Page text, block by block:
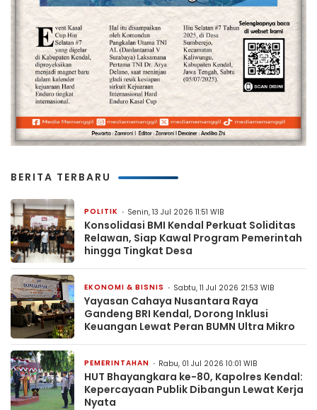
BERITA TERBARU
POLITIK Senin, 13 Jul 2026 11:51 WIB
Konsolidasi BMI Kendal Perkuat Soliditas
Relawan, Siap Kawal Program Pemerintah
hingga Tingkat Desa
EKONOMI & BISNIS Sabtu, 11 Jul 2026 21:53 WIB
Yayasan Cahaya Nusantara Raya
Gandeng BRI Kendal, Dorong Inklusi
Keuangan Lewat Peran BUMN Ultra Mikro
PEMERINTAHAN Rabu, 01 Jul 2026 10:01 WIB
HUT Bhayangkara ke-80, Kapolres Kendal:
Kepercayaan Publik Dibangun Lewat Kerja
Nyata